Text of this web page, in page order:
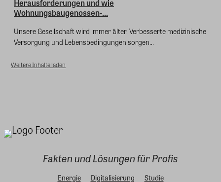
Herausforderungen und wie
Wohnungsbaugenossen-...
Unsere Gesellschaft wird immer älter. Verbesserte medizinische
Versorgung und Lebensbedingungen sorgen...
Weitere Inhalte laden
Fakten und Lösungen für Profis
Energie Digitalisierung
Studie